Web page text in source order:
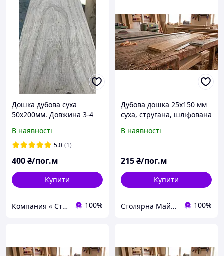
Дошка дубова суха
50х200мм. Довжина 3-4
В наявності
5.0 (1)
400₴/пог.м
Купити
Компания « Строй Мастер » 100%
Дубова дошка 25х150 мм
суха, стругана, шліфована
В наявності
215₴/пог.м
Купити
Столярна Майстерня UA 100%